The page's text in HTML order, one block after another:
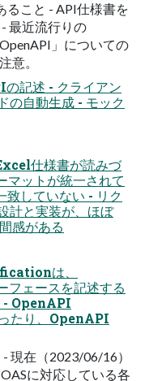
こと - API仕様書を
最近流行りの
」についての
意。
記述 - クライアン
の自動生成 - モック
仕様書が読みづ
マットが統一されて
していない - リク
計と実装が、ほぼ
感がある
は、
ェースを記述する
- OpenAPI
たり、OpenAPI
現在（2023/06/16）
に対応している各